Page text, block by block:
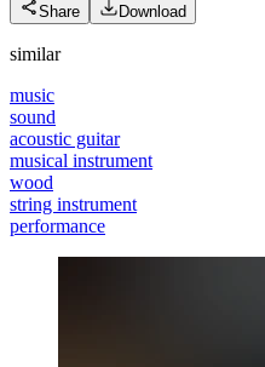
Share Download
similar
music
sound
acoustic guitar
musical instrument
wood
string instrument
performance